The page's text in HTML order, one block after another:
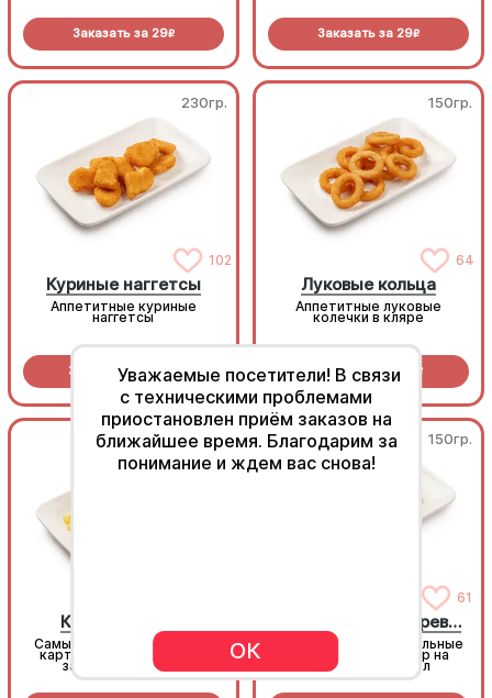
Заказать за 29R Заказать за 29R
230гр.
102
Куриные наггетсы
Аппетитные куриные
наггетсы
Заказать за369 R
150гр.
64
Луковые кольца
Аппетитные луковые
колечки в кляре
Заказать за289 R
150гр.
Картофель фри
Самый популярный в мире
картофель, их пробовал
заказать каждый!
150гр.
61
Картофель по-деревенски
Золотистые картофельные
дольки, супер выбор на
праздничный стол
Уважаемые посетители! В связи
с техническими проблемами
приостановлен приём заказов на
ближайшее время. Благодарим за
понимание и ждем вас снова!
ОК